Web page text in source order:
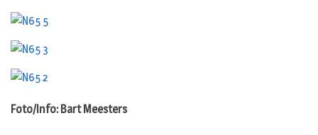
Foto/Info: Bart Meesters